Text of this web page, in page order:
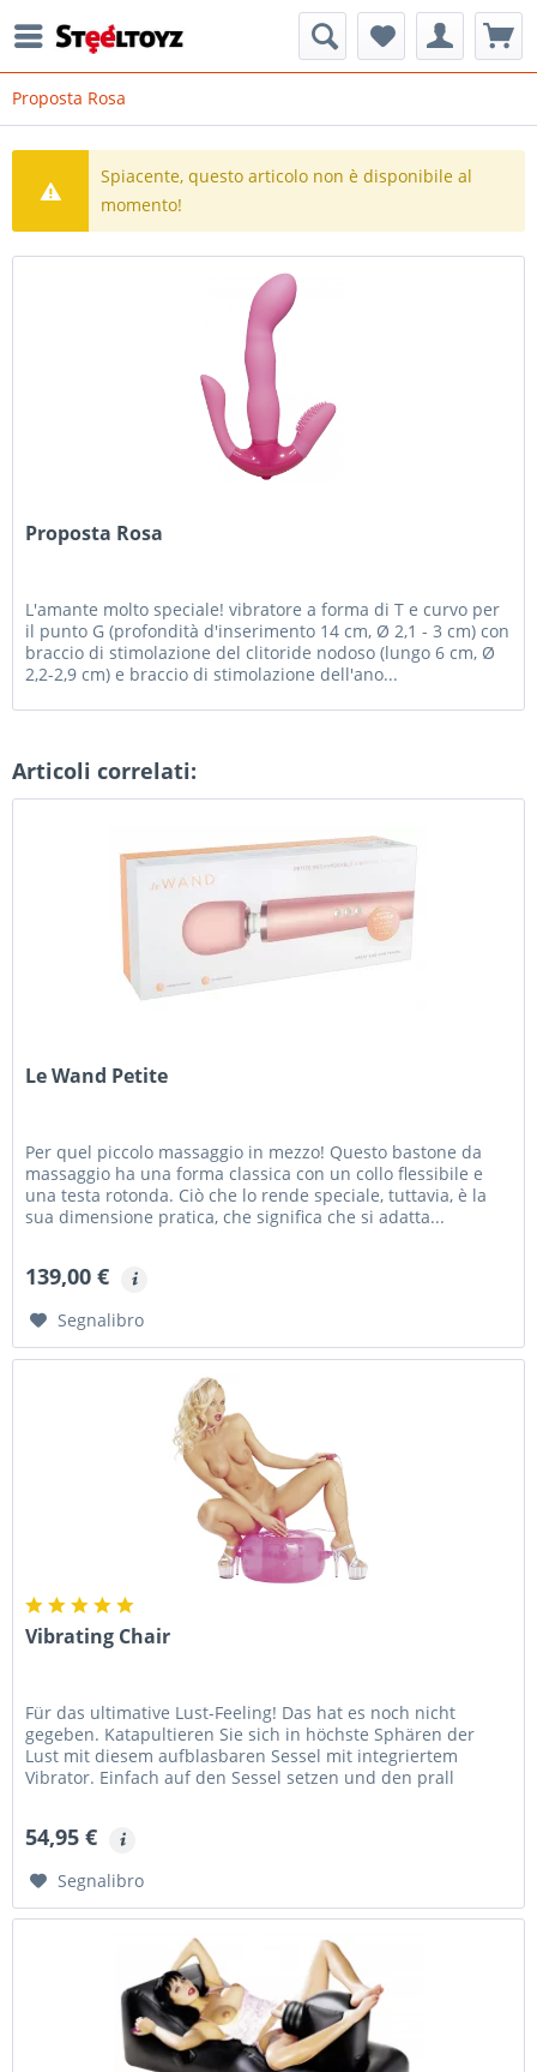
Proposta Rosa
Spiacente, questo articolo non è disponibile al
momento!
Proposta Rosa
L'amante molto speciale! vibratore a forma di T e curvo per
il punto G (profondità d'inserimento 14 cm, Ø 2,1 - 3 cm) con
braccio di stimolazione del clitoride nodoso (lungo 6 cm, Ø
2,2-2,9 cm) e braccio di stimolazione dell'ano...
Articoli correlati:
Le Wand Petite
Per quel piccolo massaggio in mezzo! Questo bastone da
massaggio ha una forma classica con un collo flessibile e
una testa rotonda. Ciò che lo rende speciale, tuttavia, è la
sua dimensione pratica, che significa che si adatta...
139,00 €
Segnalibro
Vibrating Chair
Für das ultimative Lust-Feeling! Das hat es noch nicht
gegeben. Katapultieren Sie sich in höchste Sphären der
Lust mit diesem aufblasbaren Sessel mit integriertem
Vibrator. Einfach auf den Sessel setzen und den prall
54,95 €
Segnalibro